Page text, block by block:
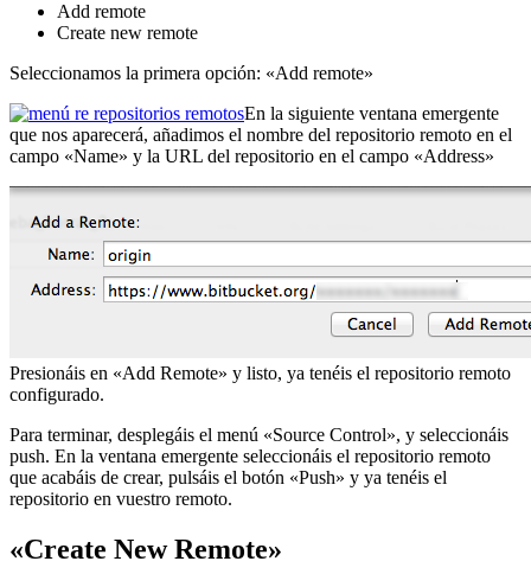
Add remote
Create new remote
Seleccionamos la primera opción: «Add remote»
En la siguiente ventana emergente
que nos aparecerá, añadimos el nombre del repositorio remoto en el
campo «Name» y la URL del repositorio en el campo «Address»
Presionáis en «Add Remote» y listo, ya tenéis el repositorio remoto
configurado.
Para terminar, desplegáis el menú «Source Control», y seleccionáis
push. En la ventana emergente seleccionáis el repositorio remoto
que acabáis de crear, pulsáis el botón «Push» y ya tenéis el
repositorio en vuestro remoto.
«Create New Remote»